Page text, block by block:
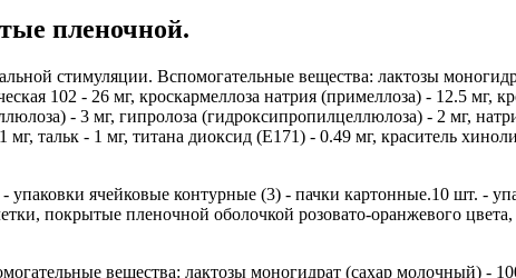
пленочной.
стимуляции. Вспомогательные вещества: лактозы
102 - 26 мг, кроскармеллоза натрия (примеллоза) - 12.5
- 3 мг, гипролоза (гидроксипропилцеллюлоза) - 2 мг,
тальк - 1 мг, титана диоксид (Е171) - 0.49 мг, краситель
- упаковки ячейковые контурные (3) - пачки картонные.10 шт. -
покрытые пленочной оболочкой розовато-оранжевого
вещества: лактозы моногидрат (сахар молочный) -